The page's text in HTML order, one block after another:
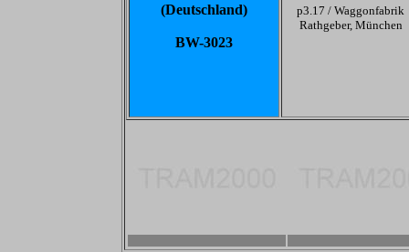
(Deutschland)
BW-3023
p3.17 / Waggonfabrik
Rathgeber, München